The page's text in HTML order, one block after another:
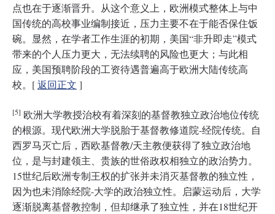
点也在于逐渐晋升。从这个意义上，欧洲模式整体上与中
国传统的高校事业编制接近，压力主要不在于能否保住饭
碗。显然，在学者工作生涯的初期，美国“非升即走”模式
带来的个人压力更大，无法续聘的风险也更大；与此相
应，美国预聘阶段的工资待遇普遍高于欧洲大陆传统高
校。[返回正文 ]
[5] 欧洲大学教授治校有着深刻的基督教独立政治地位传统
的根源。现代欧洲大学脱胎于基督教修道院-经院传统。自
西罗马灭亡后，西欧基督教/天主教便获得了独立政治地
位，是与封建领主、贵族的世俗政权相独立的政治势力。
15世纪后欧洲专制王权的扩张并未消灭基督教的独立性，
因为也未消除经院-大学的政治独立性。启蒙运动后，大学
逐渐脱离基督教控制，但却继承了独立性，并在18世纪开